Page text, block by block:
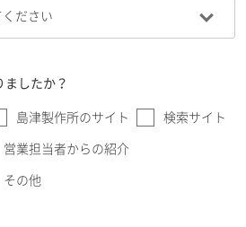
ましたか？
島津製作所のサイト 検索サイト
営業担当者からの紹介
その他